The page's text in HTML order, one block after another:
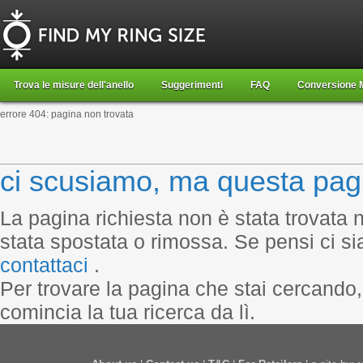
Trova le misure dell'anello Suggerimenti FAQ Conversione
errore 404: pagina non trovata
ci scusiamo, ma questa
La pagina richiesta non è stata trovata
stata spostata o rimossa. Se pensi ci
contattaci .
Per trovare la pagina che stai
comincia la tua ricerca da lì.